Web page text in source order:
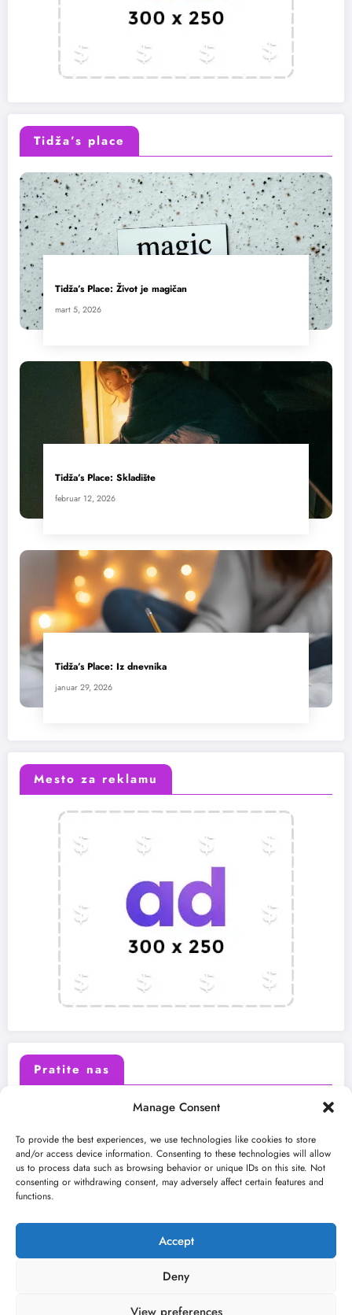
Manage Consent
To provide the best experiences, we use technologies like cookies to store
and/or access device information. Consenting to these technologies will allow
us to process data such as browsing behavior or unique IDs on this site. Not
consenting or withdrawing consent, may adversely affect certain features and
functions.
Accept
Deny
View preferences
Tidža’s place
Tidža’s Place: Život je magičan
mart 5, 2026
Tidža’s Place: Skladište
februar 12, 2026
Tidža’s Place: Iz dnevnika
januar 29, 2026
Mesto za reklamu
Pratite nas
Instagram Youtube